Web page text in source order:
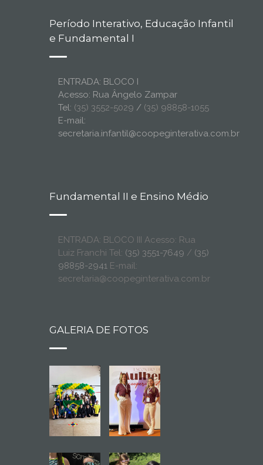
Período Interativo, Educação Infantil
e Fundamental I
ENTRADA: BLOCO I
Acesso: Rua Ângelo Zampar
Tel: (35) 3552-5029 / (35) 98858-1055
E-mail:
secretaria.infantil@coopeginterativa.com.br
Fundamental II e Ensino Médio
ENTRADA: BLOCO III Acesso: Rua
Luiz Franchi Tel: (35) 3551-7649 / (35)
98858-2941 E-mail:
secretaria@coopeginterativa.com.br
GALERIA DE FOTOS